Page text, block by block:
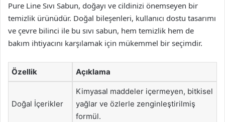
Pure Line Sıvı Sabun, doğayı ve cildinizi önemseyen bir
temizlik ürünüdür. Doğal bileşenleri, kullanıcı dostu tasarımı
ve çevre bilinci ile bu sıvı sabun, hem temizlik hem de
bakım ihtiyacını karşılamak için mükemmel bir seçimdir.
Özellik Açıklama
Doğal İçerikler
Kimyasal maddeler içermeyen, bitkisel
yağlar ve özlerle zenginleştirilmiş
formül.